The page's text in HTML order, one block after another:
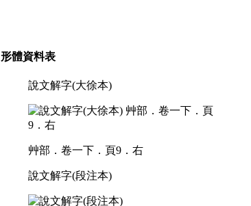
形體資料表
說文解字(大徐本)
艸部．卷一下．頁9．右
說文解字(段注本)